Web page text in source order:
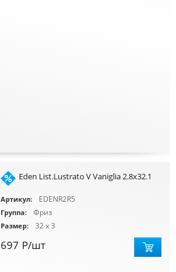
Eden List.Lustrato V Vaniglia 2.8x32.1
Артикул: EDENR2R5
Группа: Фриз
Размер: 32 x 3
697 Р/шт